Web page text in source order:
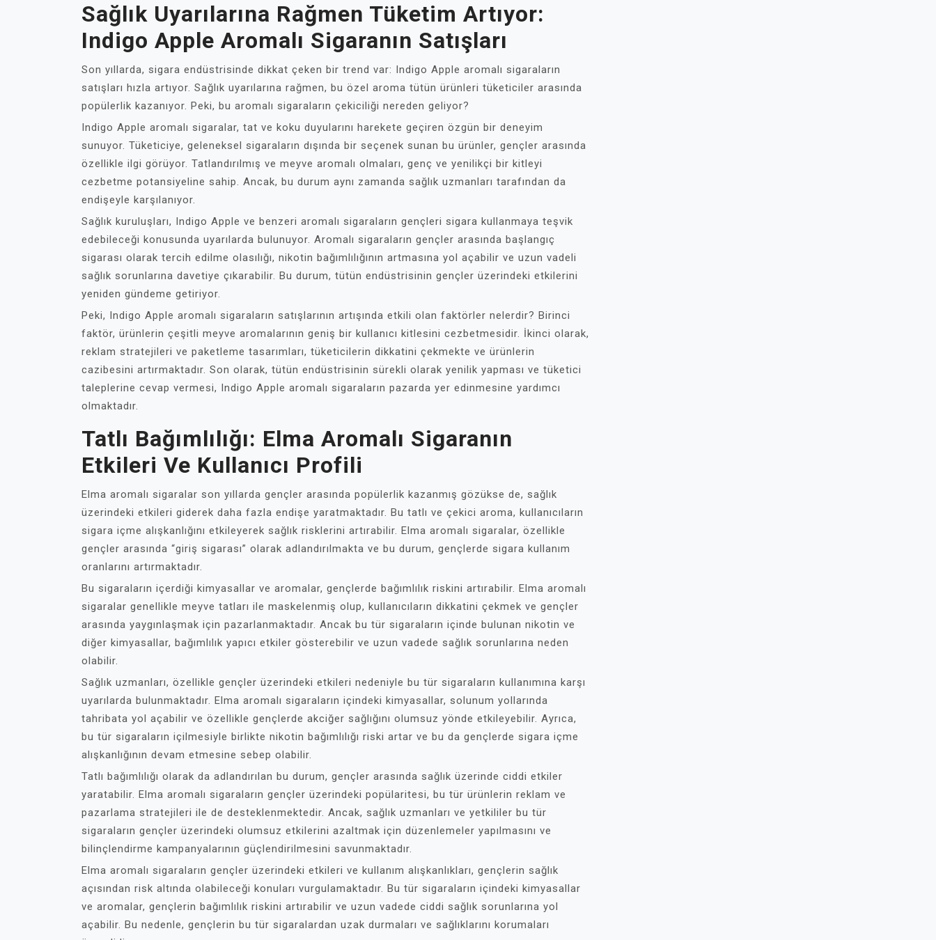
Sağlık Uyarılarına Rağmen Tüketim Artıyor:
Indigo Apple Aromalı Sigaranın Satışları
Son yıllarda, sigara endüstrisinde dikkat çeken bir trend var: Indigo Apple aromalı sigaraların
satışları hızla artıyor. Sağlık uyarılarına rağmen, bu özel aroma tütün ürünleri tüketiciler arasında
popülerlik kazanıyor. Peki, bu aromalı sigaraların çekiciliği nereden geliyor?
Indigo Apple aromalı sigaralar, tat ve koku duyularını harekete geçiren özgün bir deneyim
sunuyor. Tüketiciye, geleneksel sigaraların dışında bir seçenek sunan bu ürünler, gençler arasında
özellikle ilgi görüyor. Tatlandırılmış ve meyve aromalı olmaları, genç ve yenilikçi bir kitleyi
cezbetme potansiyeline sahip. Ancak, bu durum aynı zamanda sağlık uzmanları tarafından da
endişeyle karşılanıyor.
Sağlık kuruluşları, Indigo Apple ve benzeri aromalı sigaraların gençleri sigara kullanmaya teşvik
edebileceği konusunda uyarılarda bulunuyor. Aromalı sigaraların gençler arasında başlangıç
sigarası olarak tercih edilme olasılığı, nikotin bağımlılığının artmasına yol açabilir ve uzun vadeli
sağlık sorunlarına davetiye çıkarabilir. Bu durum, tütün endüstrisinin gençler üzerindeki etkilerini
yeniden gündeme getiriyor.
Peki, Indigo Apple aromalı sigaraların satışlarının artışında etkili olan faktörler nelerdir? Birinci
faktör, ürünlerin çeşitli meyve aromalarının geniş bir kullanıcı kitlesini cezbetmesidir. İkinci olarak,
reklam stratejileri ve paketleme tasarımları, tüketicilerin dikkatini çekmekte ve ürünlerin
cazibesini artırmaktadır. Son olarak, tütün endüstrisinin sürekli olarak yenilik yapması ve tüketici
taleplerine cevap vermesi, Indigo Apple aromalı sigaraların pazarda yer edinmesine yardımcı
olmaktadır.
Tatlı Bağımlılığı: Elma Aromalı Sigaranın
Etkileri Ve Kullanıcı Profili
Elma aromalı sigaralar son yıllarda gençler arasında popülerlik kazanmış gözükse de, sağlık
üzerindeki etkileri giderek daha fazla endişe yaratmaktadır. Bu tatlı ve çekici aroma, kullanıcıların
sigara içme alışkanlığını etkileyerek sağlık risklerini artırabilir. Elma aromalı sigaralar, özellikle
gençler arasında “giriş sigarası” olarak adlandırılmakta ve bu durum, gençlerde sigara kullanım
oranlarını artırmaktadır.
Bu sigaraların içerdiği kimyasallar ve aromalar, gençlerde bağımlılık riskini artırabilir. Elma aromalı
sigaralar genellikle meyve tatları ile maskelenmiş olup, kullanıcıların dikkatini çekmek ve gençler
arasında yaygınlaşmak için pazarlanmaktadır. Ancak bu tür sigaraların içinde bulunan nikotin ve
diğer kimyasallar, bağımlılık yapıcı etkiler gösterebilir ve uzun vadede sağlık sorunlarına neden
olabilir.
Sağlık uzmanları, özellikle gençler üzerindeki etkileri nedeniyle bu tür sigaraların kullanımına karşı
uyarılarda bulunmaktadır. Elma aromalı sigaraların içindeki kimyasallar, solunum yollarında
tahribata yol açabilir ve özellikle gençlerde akciğer sağlığını olumsuz yönde etkileyebilir. Ayrıca,
bu tür sigaraların içilmesiyle birlikte nikotin bağımlılığı riski artar ve bu da gençlerde sigara içme
alışkanlığının devam etmesine sebep olabilir.
Tatlı bağımlılığı olarak da adlandırılan bu durum, gençler arasında sağlık üzerinde ciddi etkiler
yaratabilir. Elma aromalı sigaraların gençler üzerindeki popülaritesi, bu tür ürünlerin reklam ve
pazarlama stratejileri ile de desteklenmektedir. Ancak, sağlık uzmanları ve yetkililer bu tür
sigaraların gençler üzerindeki olumsuz etkilerini azaltmak için düzenlemeler yapılmasını ve
bilinçlendirme kampanyalarının güçlendirilmesini savunmaktadır.
Elma aromalı sigaraların gençler üzerindeki etkileri ve kullanım alışkanlıkları, gençlerin sağlık
açısından risk altında olabileceği konuları vurgulamaktadır. Bu tür sigaraların içindeki kimyasallar
ve aromalar, gençlerin bağımlılık riskini artırabilir ve uzun vadede ciddi sağlık sorunlarına yol
açabilir. Bu nedenle, gençlerin bu tür sigaralardan uzak durmaları ve sağlıklarını korumaları